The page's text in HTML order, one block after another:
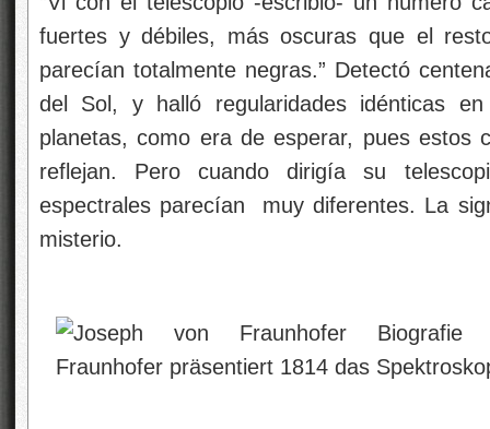
fuertes y débiles, más oscuras que el
parecían totalmente negras.” Detectó
del Sol, y halló regularidades idénticas
planetas, como era de esperar, pues estos
reflejan. Pero cuando dirigía su
espectrales parecían muy diferentes. La
misterio.